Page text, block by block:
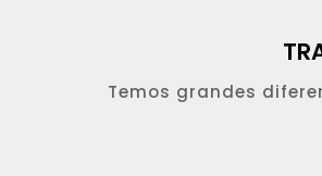
Temos grandes